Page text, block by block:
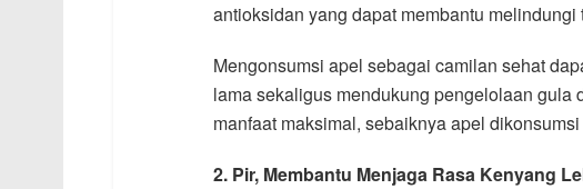
antioksidan yang dapat membantu
Mengonsumsi apel sebagai camilan sehat
lama sekaligus mendukung pengelolaan gula
manfaat maksimal, sebaiknya apel
2. Pir, Membantu Menjaga Rasa Kenyang